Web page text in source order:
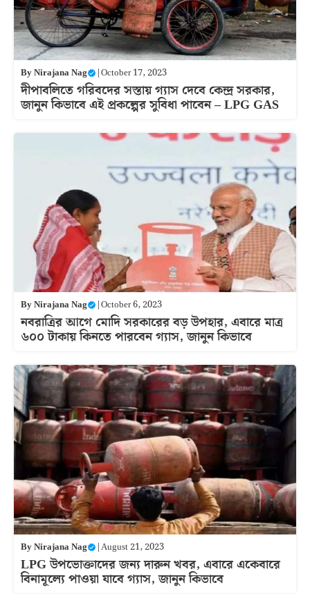
ByNirajana Nag |October 17, 2023
দীপাবলিতে গরিবদের সস্তায় গ্যাস দেবে কেন্দ্র সরকার,
জানুন কিভাবে এই প্রকল্পের সুবিধা পাবেন – LPG GAS
ByNirajana Nag |October 6, 2023
নবরাত্রির আগে মোদি সরকারের বড় উপহার, এবারে মাত্র
৬০০ টাকায় কিনতে পারবেন গ্যাস, জানুন কিভাবে
ByNirajana Nag |August 21, 2023
LPG উপভোক্তাদের জন্য দারুন খবর, এবারে একেবারে
বিনামূল্যে পাওয়া যাবে গ্যাস, জানুন কিভাবে